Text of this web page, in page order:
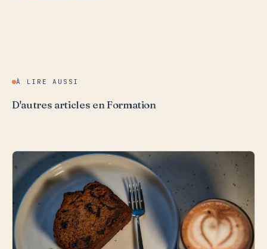
À LIRE AUSSI
D'autres articles en Formation